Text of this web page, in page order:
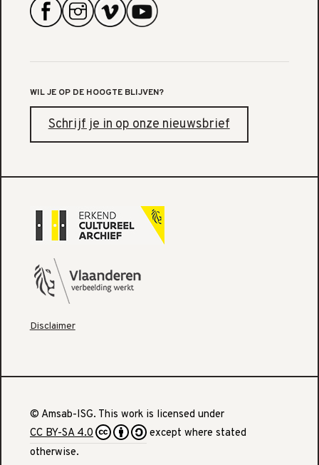
WIL JE OP DE HOOGTE BLIJVEN?
Schrijf je in op onze nieuwsbrief
Disclaimer
© Amsab-ISG. This work is licensed under
CC BY-SA 4.0
except where stated
otherwise.